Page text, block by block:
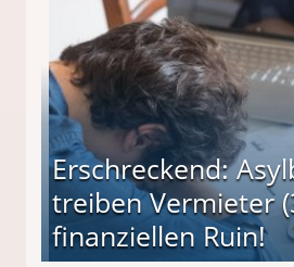
Erschreckend:
treiben Vermieter
finanziellen Ruin!